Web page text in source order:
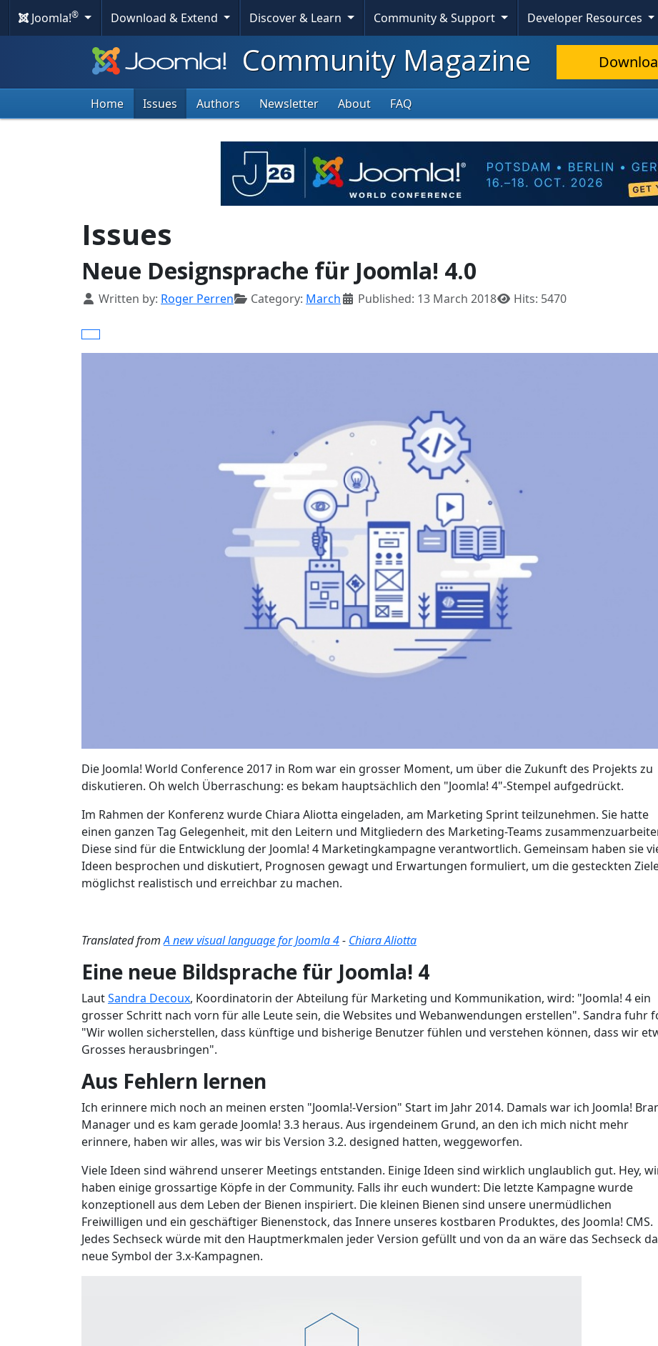
Joomla!® Download & Extend Discover & Learn Community & Support Developer Resources
Community Magazine
Home Issues Authors Newsletter About FAQ
Issues
Neue Designsprache für Joomla! 4.0
Details
Written by: Roger Perren Category: March Published: 13 March 2018 Hits: 5470
Die Joomla! World Conference 2017 in Rom war ein grosser Moment, um über die Zukunft des Projekts zu
diskutieren. Oh welch Überraschung: es bekam hauptsächlich den "Joomla! 4"-Stempel aufgedrückt.
Im Rahmen der Konferenz wurde Chiara Aliotta eingeladen, am Marketing Sprint teilzunehmen. Sie hatte
einen ganzen Tag Gelegenheit, mit den Leitern und Mitgliedern des Marketing-Teams
Diese sind für die Entwicklung der Joomla! 4 Marketingkampagne verantwortlich. Gemeinsam haben sie
Ideen besprochen und diskutiert, Prognosen gewagt und Erwartungen formuliert, um die gesteckten
möglichst realistisch und erreichbar zu machen.
Translated fromA new visual language for Joomla 4- Chiara Aliotta
Eine neue Bildsprache für Joomla! 4
LautSandra Decoux, Koordinatorin der Abteilung für Marketing und Kommunikation, wird: "Joomla! 4 ein
grosser Schritt nach vorn für alle Leute sein, die Websites und Webanwendungen erstellen". Sandra fuhr
"Wir wollen sicherstellen, dass künftige und bisherige Benutzer fühlen und verstehen können, dass wir
Grosses herausbringen".
Aus Fehlern lernen
Ich erinnere mich noch an meinen ersten "Joomla!-Version" Start im Jahr 2014. Damals war ich Joomla!
Manager und es kam gerade Joomla! 3.3 heraus. Aus irgendeinem Grund, an den ich mich nicht mehr
erinnere, haben wir alles, was wir bis Version 3.2. designed hatten, weggeworfen.
Viele Ideen sind während unserer Meetings entstanden. Einige Ideen sind wirklich unglaublich gut. Hey,
haben einige grossartige Köpfe in der Community. Falls ihr euch wundert: Die letzte Kampagne wurde
konzeptionell aus dem Leben der Bienen inspiriert. Die kleinen Bienen sind unsere unermüdlichen
Freiwilligen und ein geschäftiger Bienenstock, das Innere unseres kostbaren Produktes, des Joomla! CMS.
Jedes Sechseck würde mit den Hauptmerkmalen jeder Version gefüllt und von da an wäre das Sechseck
neue Symbol der 3.x-Kampagnen.